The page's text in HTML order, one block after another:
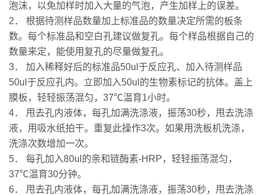
泡沫，以免加样时加入大量的气泡，产生加样上的误差。
2． 根据待测样品数量加上标准品的数量决定所需的板条
数。每个标准品和空白孔建议做复孔。每个样品根据自己的
数量来定，能使用复孔的尽量做复孔。
3． 加入稀释好后的标准品50ul于反应孔、加入待测样品
50ul于反应孔内。立即加入50ul的生物素标记的抗体。盖上
膜板，轻轻振荡混匀，37℃温育1小时。
4． 甩去孔内液体，每孔加满洗涤液，振荡30秒，甩去洗涤
液，用吸水纸拍干。重复此操作3次。如果用洗板机洗涤，
洗涤次数增加一次。
5． 每孔加入80ul的亲和链酶素-HRP，轻轻振荡混匀，
37℃温育30分钟。
6． 甩去孔内液体，每孔加满洗涤液，振荡30秒，甩去洗涤